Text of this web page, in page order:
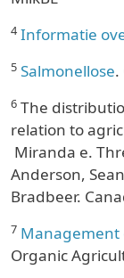
4 Informatie
5 Salmonellose.
6 The
relation to
Miranda e.
Anderson,
Bradbeer.
7 Management
Organic